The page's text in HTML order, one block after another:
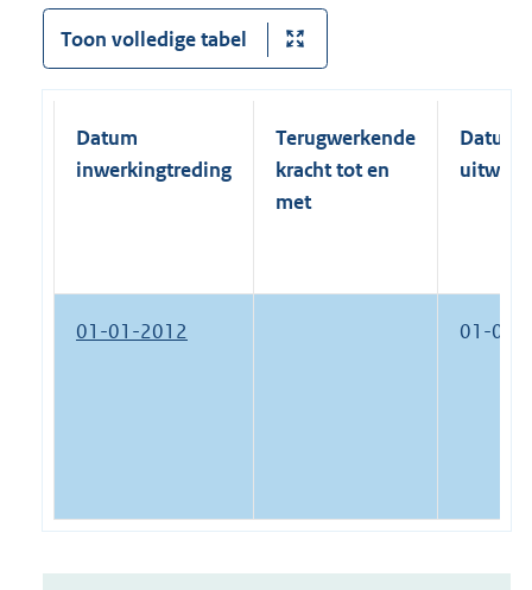
Toon volledige tabel
Datum
inwerkingtreding
Terugwerkende
kracht tot en
met
Datum
01-01-2012 01-01-